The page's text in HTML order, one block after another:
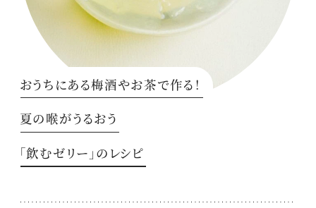
おうちにある梅酒やお茶で作る！
夏の喉がうるおう
「飲むゼリー」のレシピ